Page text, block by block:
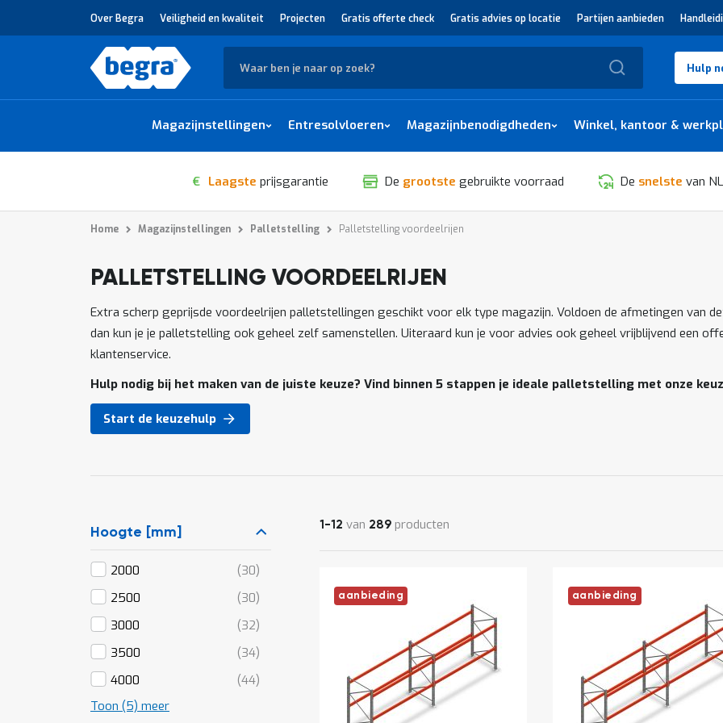
Over Begra Veiligheid en kwaliteit Projecten Gratis offerte check Gratis advies op locatie Partijen aanbieden
Zoek Hulp
Magazijnstellingen Entresolvloeren Magazijnbenodigdheden Winkel, kantoor &
€ Laagste prijsgarantie De grootste gebruikte voorraad De snelste van
Home Magazijnstellingen Palletstelling Palletstelling voordeelrijen
PALLETSTELLING VOORDEELRIJEN
Extra scherp geprijsde voordeelrijen palletstellingen geschikt voor elk type magazijn. Voldoen de afmetingen van
dan kun je je palletstelling ook geheel zelf samenstellen. Uiteraard kun je voor advies ook geheel vrijblijvend een
klantenservice.
Hulp nodig bij het maken van de juiste keuze? Vind binnen 5 stappen je ideale palletstelling met onze
Start de keuzehulp
Hoogte [mm]
2000 30
producten
2500
30
producten
3000
32
producten
3500
34
producten
4000
44
producten
Toon (5) meer
1 -12 van 289 producten
aanbieding aanbieding